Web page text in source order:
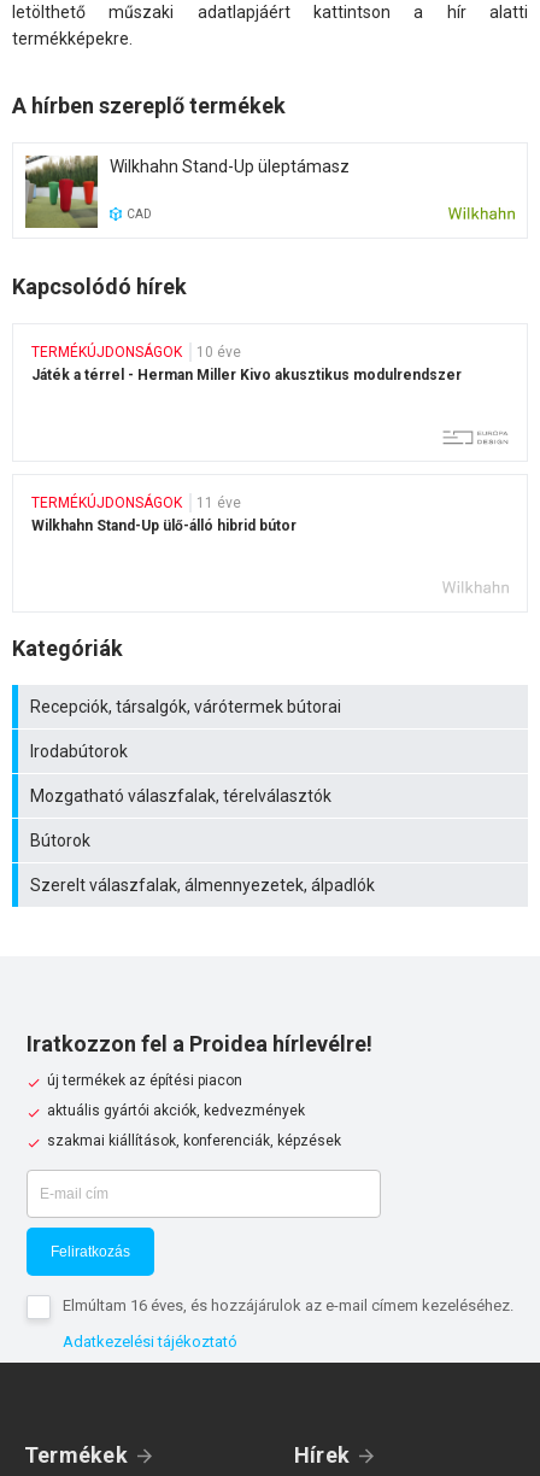
letölthető műszaki adatlapjáért kattintson a hír alatti
termékképekre.
A hírben szereplő termékek
Wilkhahn Stand-Up üleptámasz
CAD
Kapcsolódó hírek
TERMÉKÚJDONSÁGOK
10 éve
Játék a térrel - Herman Miller Kivo akusztikus modulrendszer
TERMÉKÚJDONSÁGOK
11 éve
Wilkhahn Stand-Up ülő-álló hibrid bútor
Kategóriák
Recepciók, társalgók, várótermek bútorai
Irodabútorok
Mozgatható válaszfalak, térelválasztók
Bútorok
Szerelt válaszfalak, álmennyezetek, álpadlók
Iratkozzon fel a Proidea hírlevélre!
új termékek az építési piacon
aktuális gyártói akciók, kedvezmények
szakmai kiállítások, konferenciák, képzések
Feliratkozás
Elmúltam 16 éves, és hozzájárulok az e-mail címem kezeléséhez.
Adatkezelési tájékoztató
Termékek Hírek